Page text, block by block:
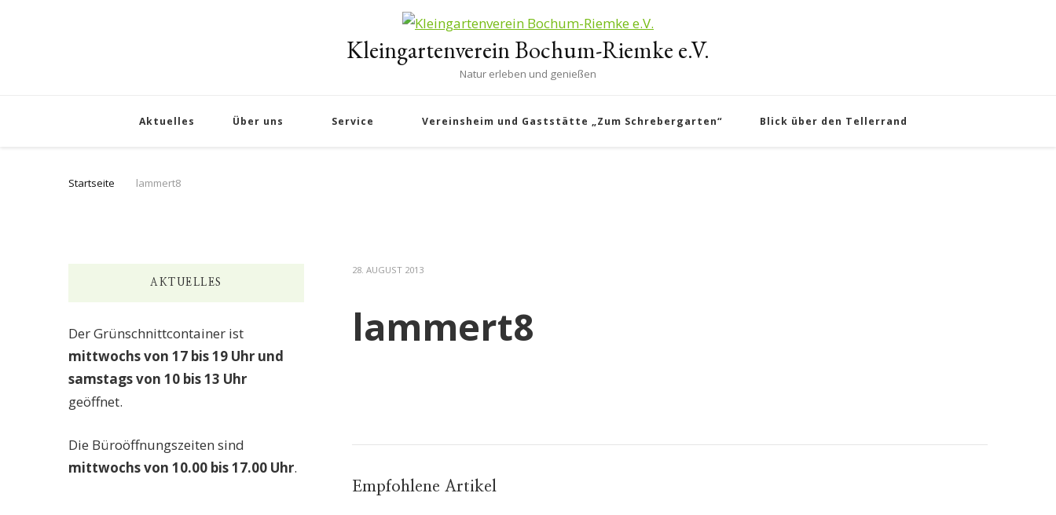
Kleingartenverein Bochum-Riemke e.V.
Natur erleben und genießen
Aktuelles Über uns Service Vereinsheim und Gaststätte „Zum Schrebergarten“ Blick über den Tellerrand
Startseite lammert8
28. AUGUST 2013
lammert8
Empfohlene Artikel
AKTUELLES
Der Grünschnittcontainer ist
mittwochs von 17 bis 19 Uhr und
samstags von 10 bis 13 Uhr
geöffnet.
Die Büroöffnungszeiten sind
mittwochs von 10.00 bis 17.00 Uhr.